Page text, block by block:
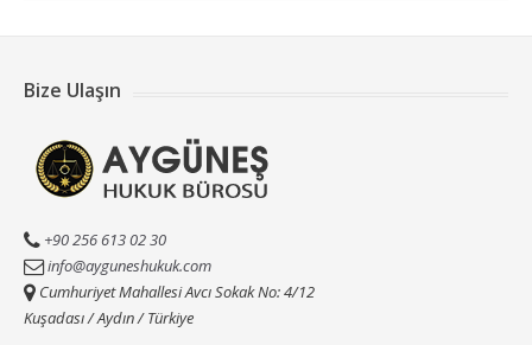
Bize Ulaşın
+90 256 613 02 30
info@ayguneshukuk.com
Cumhuriyet Mahallesi Avcı Sokak No: 4/12
Kuşadası / Aydın / Türkiye